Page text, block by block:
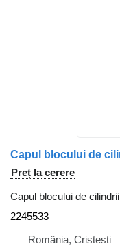
Preț la cerere
Capul blocului de cilindrii
2245533
România, Cristesti